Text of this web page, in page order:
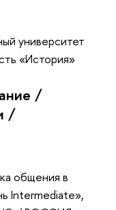
университет
«История»
/
/
общения в
Intermediate»,